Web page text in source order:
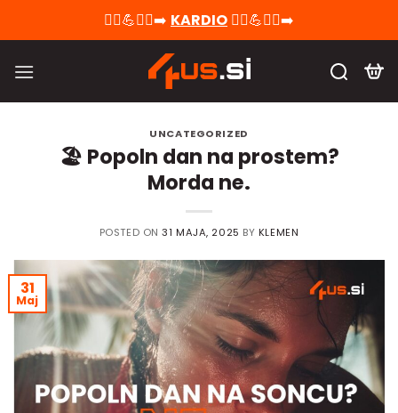
🚴‍♀️💪🏃‍♂️‍➡️ KARDIO 🚴‍♀️💪🏃‍♂️‍➡️
UNCATEGORIZED
🏖️ Popoln dan na prostem?
Morda ne.
POSTED ON31 MAJA, 2025 BY KLEMEN
31
Maj